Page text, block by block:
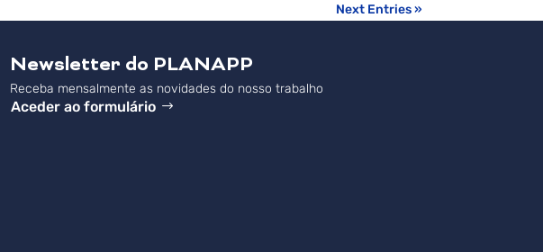
Next Entries »
Newsletter do PLANAPP
Receba mensalmente as novidades do nosso trabalho
Aceder ao formulário